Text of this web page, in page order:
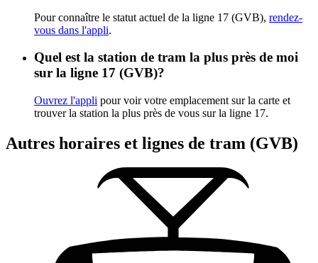
Pour connaître le statut actuel de la ligne 17 (GVB), rendez-
vous dans l'appli.
Quel est la station de tram la plus près de moi
sur la ligne 17 (GVB)?
Ouvrez l'appli pour voir votre emplacement sur la carte et
trouver la station la plus près de vous sur la ligne 17.
Autres horaires et lignes de tram (GVB)